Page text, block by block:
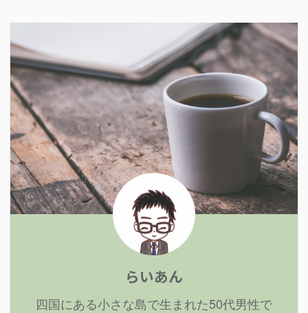
らいあん
四国にある小さな島で生まれた50代男性で